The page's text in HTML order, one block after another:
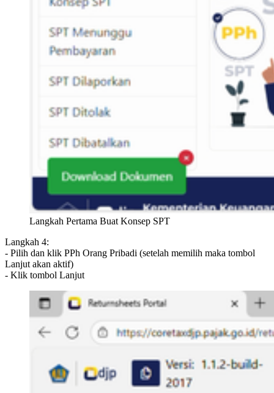
Langkah Pertama Buat Konsep SPT
Langkah 4:
- Pilih dan klik PPh Orang Pribadi (setelah memilih maka tombol
Lanjut akan aktif)
- Klik tombol Lanjut